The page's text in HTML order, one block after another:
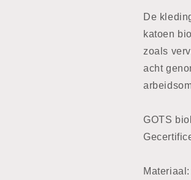
De
katoen
zoals
acht
GOTS